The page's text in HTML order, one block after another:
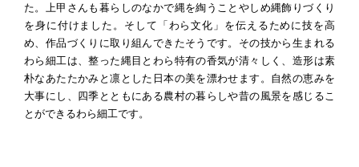
た。上甲さんも暮らしのなかで縄を綯うことやしめ縄飾りづくり
を身に付けました。そして「わら文化」を伝えるために技を高
め、作品づくりに取り組んできたそうです。その技から生まれる
わら細工は、整った縄目とわら特有の香気が清々しく、造形は素
朴なあたたかみと凛とした日本の美を漂わせます。自然の恵みを
大事にし、四季とともにある農村の暮らしや昔の風景を感じるこ
とができるわら細工です。